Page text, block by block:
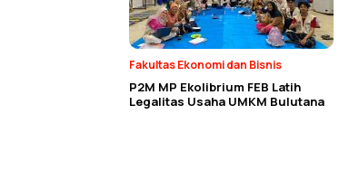
Fakultas Ekonomi dan Bisnis
P2M MP Ekolibrium FEB Latih
Legalitas Usaha UMKM Bulutana